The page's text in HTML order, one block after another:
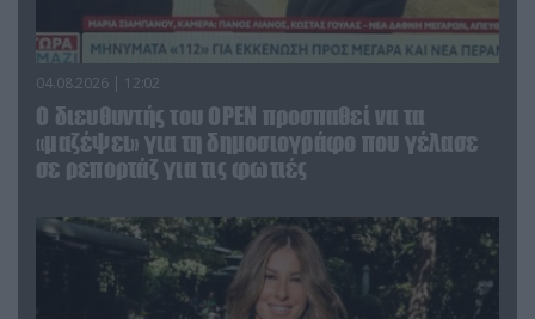
04.08.2026 | 12:02
O διευθυντής του OPEN προσπαθεί να τα
«μαζέψει» για τη δημοσιογράφο που γέλασε
σε ρεπορτάζ για τις φωτιές